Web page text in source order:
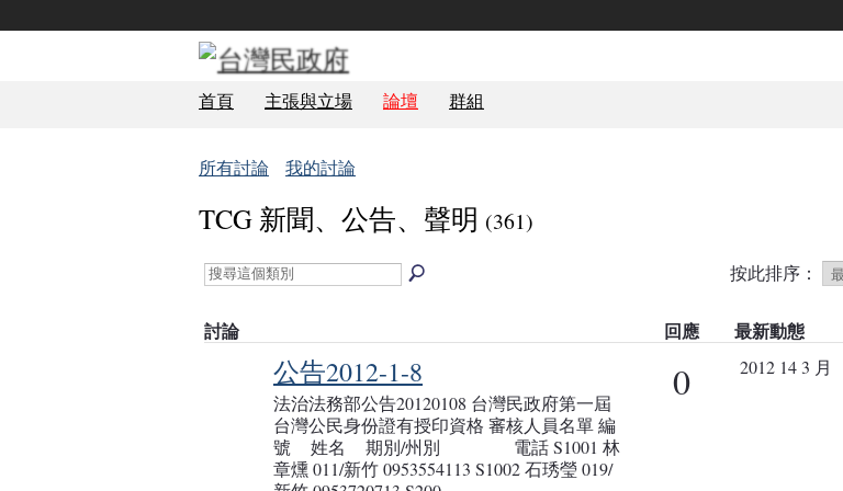
首頁 主張與立場 論壇 群組
所有討論 我的討論
TCG 新聞、公告、聲明 (361)
按此排序：
討論 回應 最新動態
公告2012-1-8
法治法務部公告20120108 台灣民政府第一屆
台灣公民身份證有授印資格 審核人員名單 編
號 姓名 期別/州別 電話 S1001 林
章燻 011/新竹 0953554113 S1002 石琇瑩 019/
0 2012 14 3 月